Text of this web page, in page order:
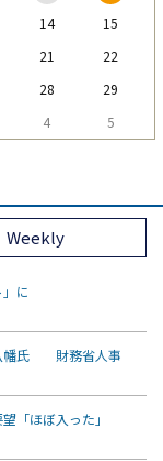
14
15
21
22
28
29
4 5
Weekly
に
幡氏 財務省人事
ほぼ入った」